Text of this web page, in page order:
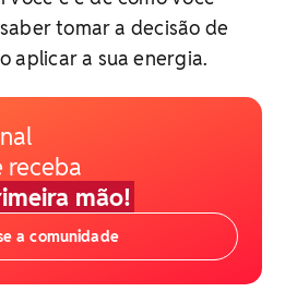
tomar a decisão de
aplicar a sua energia.
receba
mão!
a comunidade